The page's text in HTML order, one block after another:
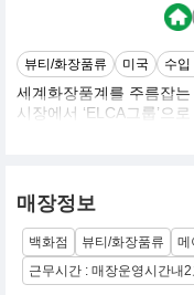
뷰티/화장품류 미국 수입
세계화장품계를 주름잡
시장에서 ‘ELCA그룹’으
유대인 에스티 로더가 미
든 이에게 최고의 제품과
티 로더, 랩시리즈, 크리
운, 아베다, 조말론, 톰포
드가 수입되고 있다
매장정보
백화점 뷰티/화장품류 메
근무시간 : 매장운영시간내